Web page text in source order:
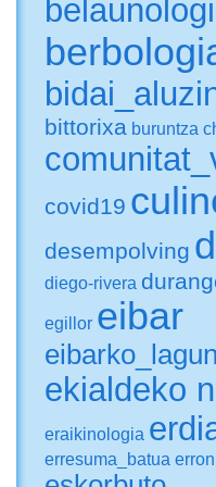
bittorixa buruntza
covid19
desempolving
diego-rivera
egillor eibar
ekialdeko
eraikinologia
erresuma_batua